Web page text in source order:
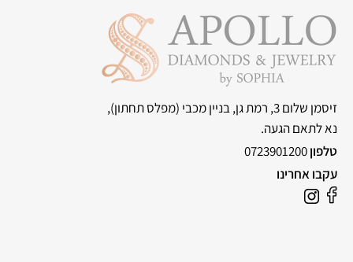
זיסמן שלום 3, רמת גן, בניין מכבי
(מפלס תחתון),
נא לתאם הגעה.
טלפון0723901200
עקבו אחרינו